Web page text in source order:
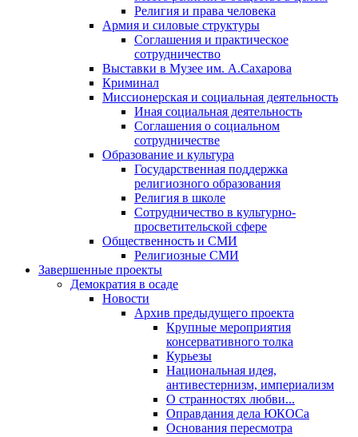
Религия и права человека
Армия и силовые структуры
Соглашения и практическое
сотрудничество
Выставки в Музее им. А.Сахарова
Криминал
Миссионерская и социальная деятельность
Иная социальная деятельность
Соглашения о социальном
сотрудничестве
Образование и культура
Государственная поддержка
религиозного образования
Религия в школе
Сотрудничество в культурно-
просветительской сфере
Общественность и СМИ
Религиозные СМИ
Завершенные проекты
Демократия в осаде
Новости
Архив предыдущего проекта
Крупные мероприятия
консервативного толка
Курьезы
Национальная идея,
антивестернизм, империализм
О странностях любви...
Оправдания дела ЮКОСа
Основания пересмотра